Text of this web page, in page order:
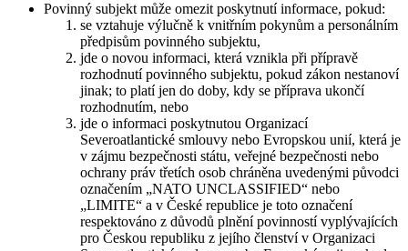
Povinný subjekt může omezit poskytnutí informace, pokud:
se vztahuje výlučně k vnitřním pokynům a personálním
předpisům povinného subjektu,
jde o novou informaci, která vznikla při přípravě
rozhodnutí povinného subjektu, pokud zákon nestanoví
jinak; to platí jen do doby, kdy se příprava ukončí
rozhodnutím, nebo
jde o informaci poskytnutou Organizací
Severoatlantické smlouvy nebo Evropskou unií, která je
v zájmu bezpečnosti státu, veřejné bezpečnosti nebo
ochrany práv třetích osob chráněna uvedenými původci
označením „NATO UNCLASSIFIED“ nebo
„LIMITE“ a v České republice je toto označení
respektováno z důvodů plnění povinností vyplývajících
pro Českou republiku z jejího členství v Organizaci